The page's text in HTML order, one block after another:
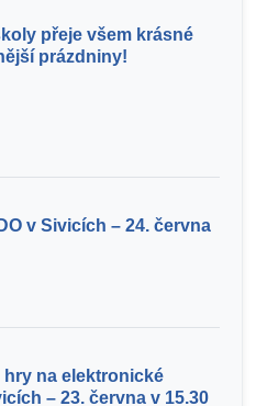
přeje všem krásné
prázdniny!
v Sivicích – 24. června
na elektronické
– 23. června v 15.30